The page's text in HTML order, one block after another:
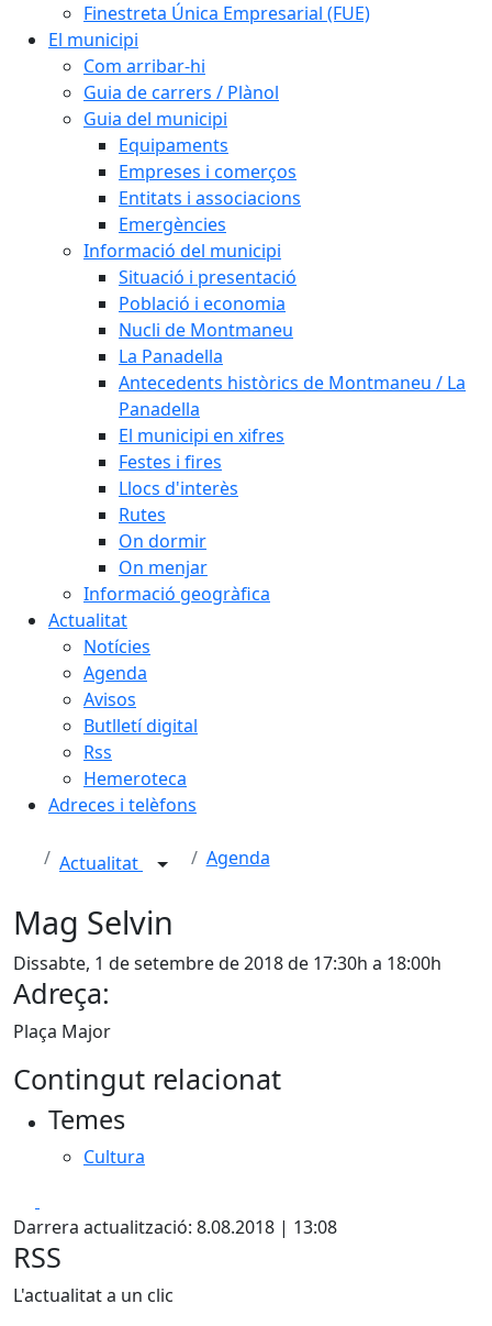
Finestreta Única Empresarial (FUE)
El municipi
Com arribar-hi
Guia de carrers / Plànol
Guia del municipi
Equipaments
Empreses i comerços
Entitats i associacions
Emergències
Informació del municipi
Situació i presentació
Població i economia
Nucli de Montmaneu
La Panadella
Antecedents històrics de Montmaneu / La
Panadella
El municipi en xifres
Festes i fires
Llocs d'interès
Rutes
On dormir
On menjar
Informació geogràfica
Actualitat
Notícies
Agenda
Avisos
Butlletí digital
Rss
Hemeroteca
Adreces i telèfons
Actualitat Agenda
Mag Selvin
Dissabte, 1 de setembre de 2018 de 17:30h a 18:00h
Adreça:
Plaça Major
Contingut relacionat
Temes
Cultura
Darrera actualització: 8.08.2018 | 13:08
RSS
L'actualitat a un clic